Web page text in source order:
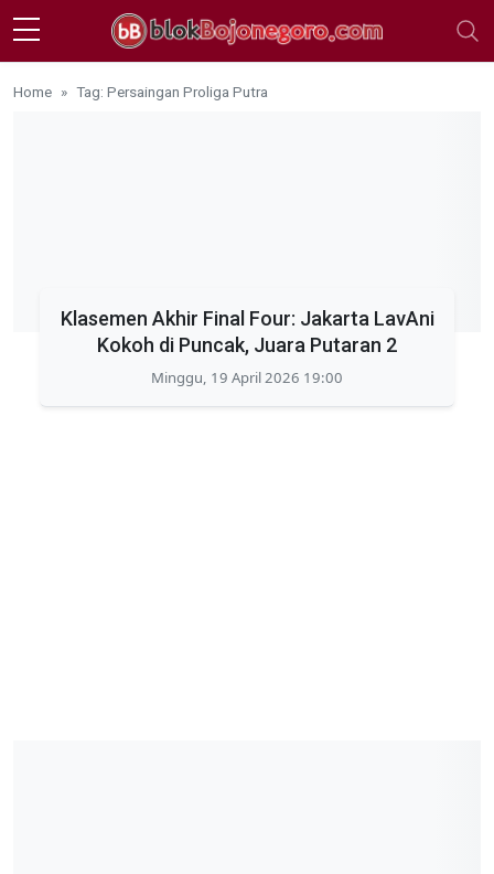
Skip to main content
Home Tag: Persaingan Proliga Putra
Klasemen Akhir Final Four: Jakarta LavAni
Kokoh di Puncak, Juara Putaran 2
Minggu, 19 April 2026 19:00